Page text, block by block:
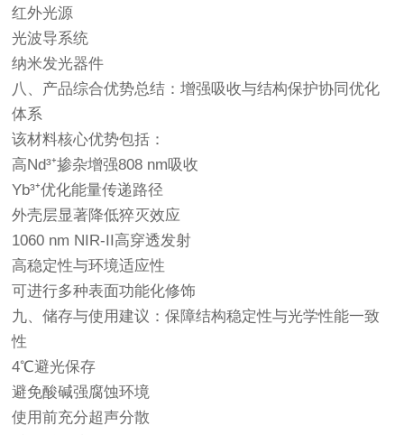
红外光源
光波导系统
纳米发光器件
八、产品综合优势总结：增强吸收与结构保护协同优化
体系
该材料核心优势包括：
高Nd³⁺掺杂增强808 nm吸收
Yb³⁺优化能量传递路径
外壳层显著降低猝灭效应
1060 nm NIR-II高穿透发射
高稳定性与环境适应性
可进行多种表面功能化修饰
九、储存与使用建议：保障结构稳定性与光学性能一致
性
4℃避光保存
避免酸碱强腐蚀环境
使用前充分超声分散